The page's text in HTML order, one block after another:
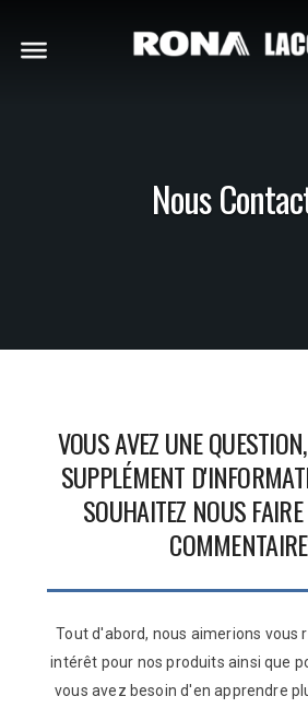
Nous
VOUS AVEZ UNE
SUPPLÉMENT
SOUHAITEZ NOUS
Tout d'abord, nous aimerions vous
intérêt pour nos produits ainsi que
vous avez besoin d'en apprendre